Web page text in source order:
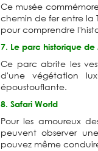
Ce musée
chemin de fer entre la
pour comprendre
7. Le parc historique de
Ce parc abrite les
d'une végétation
époustouflante.
8. Safari World
Pour les amoureux
peuvent observer
pouvez même